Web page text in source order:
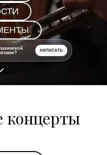
НАПИСАТЬ